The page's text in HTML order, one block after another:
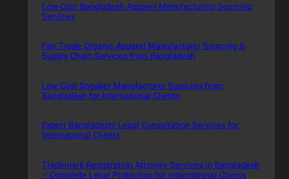
Low-Cost Bangladesh Apparel Manufacturing Sourcing
Services
Fair Trade Organic Apparel Manufacturer Sourcing &
Supply Chain Services from Bangladesh
Low-Cost Sneaker Manufacturer Sourcing from
Bangladesh for International Clients
Expert Bangladeshi Legal Consultation Services for
International Clients
Trademark Registration Attorney Services in Bangladesh
– Complete Legal Protection for International Clients